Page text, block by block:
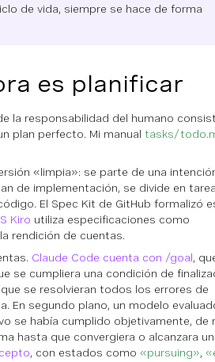
de vida, siempre se hace de forma
es planificar
la responsabilidad del humano
plan perfecto. Mi manual tasks/
«limpia»: se parte de una
de implementación, se divide en
El Spec Kit de GitHub formalizó
Kiro utiliza especificaciones como
rendición de cuentas.
Claude Code cuenta con /goal,
se cumpliera una condición de
se resolvieran todos los errores de
En segundo plano, un modelo
se había cumplido objetivamente, de
hasta que convergiera o alcanzara
, con estados como «pursuing»,